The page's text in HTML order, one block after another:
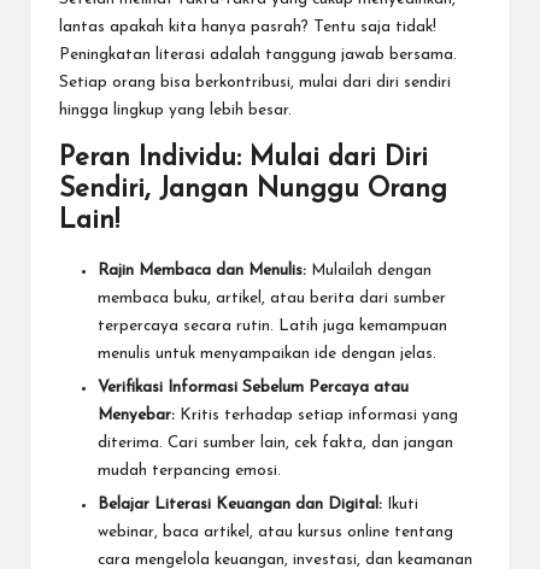
lantas apakah kita hanya pasrah? Tentu saja tidak!
Peningkatan literasi adalah tanggung jawab bersama.
Setiap orang bisa berkontribusi, mulai dari diri sendiri
hingga lingkup yang lebih besar.
Peran Individu: Mulai dari Diri
Sendiri, Jangan Nunggu Orang
Lain!
Rajin Membaca dan Menulis: Mulailah dengan
membaca buku, artikel, atau berita dari sumber
terpercaya secara rutin. Latih juga kemampuan
menulis untuk menyampaikan ide dengan jelas.
Verifikasi Informasi Sebelum Percaya atau
Menyebar: Kritis terhadap setiap informasi yang
diterima. Cari sumber lain, cek fakta, dan jangan
mudah terpancing emosi.
Belajar Literasi Keuangan dan Digital: Ikuti
webinar, baca artikel, atau kursus online tentang
cara mengelola keuangan, investasi, dan keamanan